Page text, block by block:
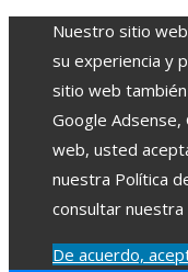
Nuestro sitio
su experiencia y
sitio web
Google Adsense,
web, usted
nuestra Política
consultar nuestra
De acuerdo,